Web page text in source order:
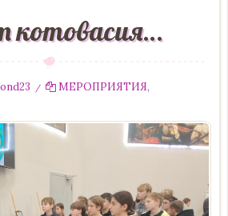
котовасия…
/ МЕРОПРИЯТИЯ,